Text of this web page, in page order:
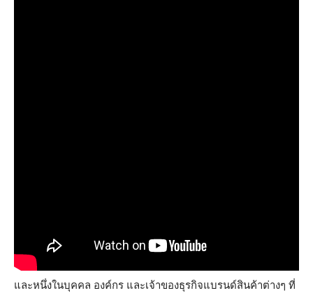
และหนึ่งในบุคคล องค์กร และเจ้าของธุรกิจแบรนด์สินค้าต่างๆ ที่